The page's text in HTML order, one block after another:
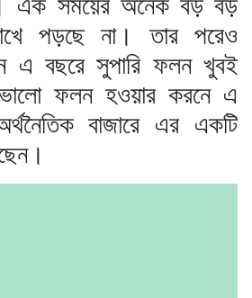
এক সময়ের অনেক বড় বড়
পড়ছে না। তার পরেও
এ বছরে সুপারি ফলন খুবই
ফলন হওয়ার করনে এ
বাজারে এর একটি